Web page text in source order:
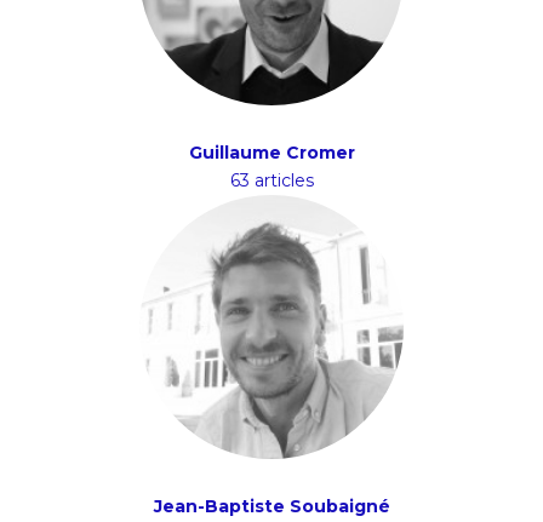
Guillaume Cromer
63 articles
Jean-Baptiste Soubaigné